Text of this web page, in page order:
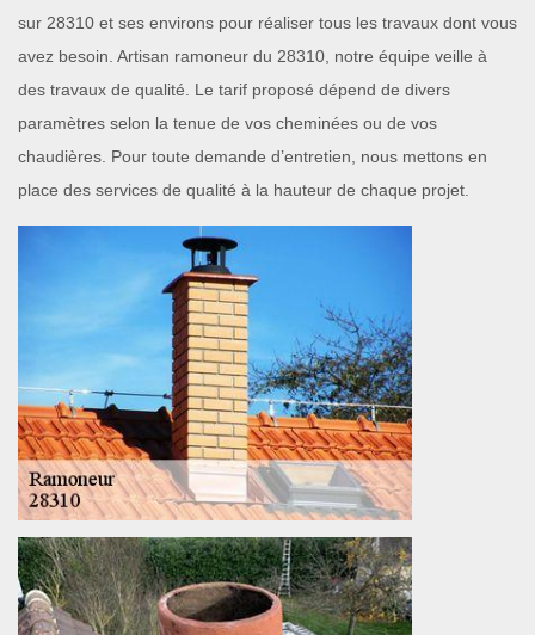
sur 28310 et ses environs pour réaliser tous les travaux dont vous
avez besoin. Artisan ramoneur du 28310, notre équipe veille à
des travaux de qualité. Le tarif proposé dépend de divers
paramètres selon la tenue de vos cheminées ou de vos
chaudières. Pour toute demande d’entretien, nous mettons en
place des services de qualité à la hauteur de chaque projet.